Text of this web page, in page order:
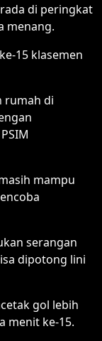
di peringkat
menang.
15 klasemen
rumah di
mampu
serangan
dipotong lini
gol lebih
menit ke-15.